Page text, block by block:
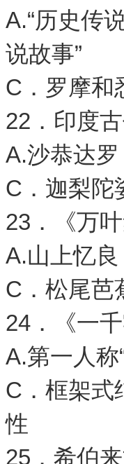
A.“历
说故事”
C．罗
22．印度
A.沙
C．
23．《万
A.山
C．
24．《一
A.第一
C．框
性
25．希伯